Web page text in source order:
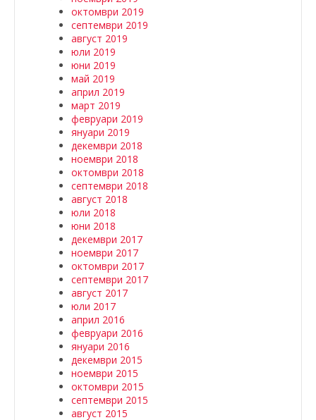
октомври 2019
септември 2019
август 2019
юли 2019
юни 2019
май 2019
април 2019
март 2019
февруари 2019
януари 2019
декември 2018
ноември 2018
октомври 2018
септември 2018
август 2018
юли 2018
юни 2018
декември 2017
ноември 2017
октомври 2017
септември 2017
август 2017
юли 2017
април 2016
февруари 2016
януари 2016
декември 2015
ноември 2015
октомври 2015
септември 2015
август 2015